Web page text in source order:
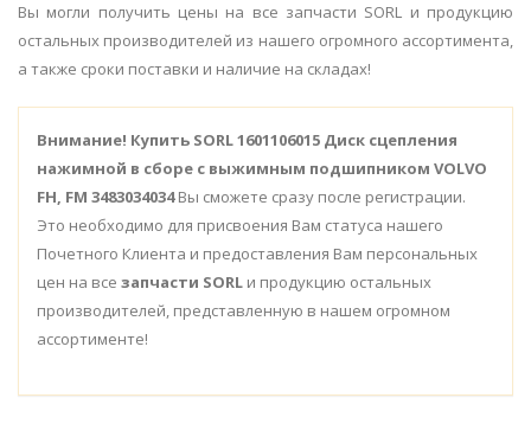
Вы могли получить цены на все запчасти SORL и продукцию
остальных производителей из нашего огромного ассортимента,
а также сроки поставки и наличие на складах!
Внимание! Купить SORL 1601106015 Диск сцепления
нажимной в сборе с выжимным подшипником VOLVO
FH, FM 3483034034Вы сможете сразу после регистрации.
Это необходимо для присвоения Вам статуса нашего
Почетного Клиента и предоставления Вам персональных
цен на все запчасти SORL и продукцию остальных
производителей, представленную в нашем огромном
ассортименте!